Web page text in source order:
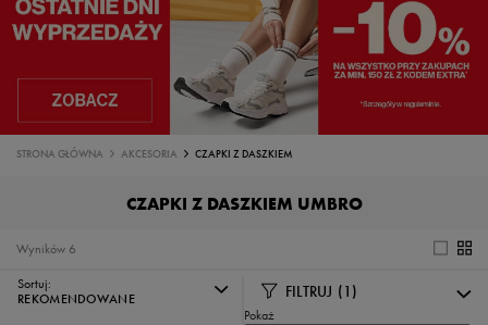
STRONA GŁÓWNA AKCESORIA CZAPKI Z DASZKIEM
CZAPKI Z DASZKIEM UMBRO
6
Wyników
Sortuj:
REKOMENDOWANE
FILTRUJ (1)
Pokaż